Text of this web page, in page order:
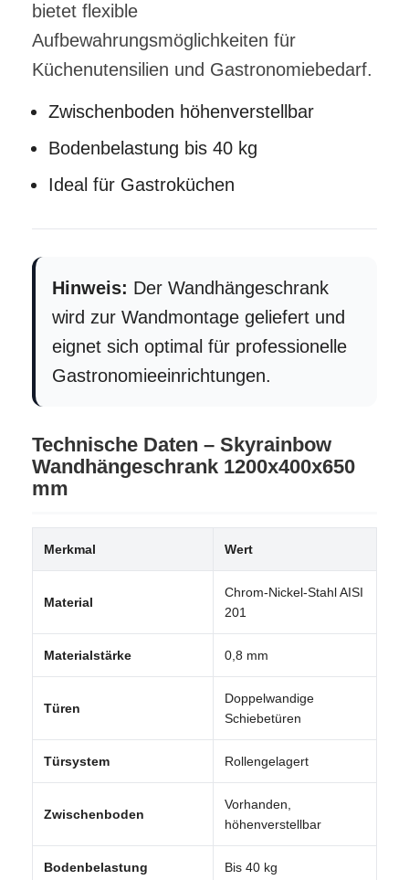
bietet flexible
Aufbewahrungsmöglichkeiten für
Küchenutensilien und Gastronomiebedarf.
Zwischenboden höhenverstellbar
Bodenbelastung bis 40 kg
Ideal für Gastroküchen
Hinweis: Der Wandhängeschrank
wird zur Wandmontage geliefert und
eignet sich optimal für professionelle
Gastronomieeinrichtungen.
Technische Daten – Skyrainbow
Wandhängeschrank 1200x400x650
mm
Merkmal Wert
Material
Chrom-Nickel-Stahl AISI
201
Materialstärke 0,8 mm
Türen
Doppelwandige
Schiebetüren
Türsystem Rollengelagert
Zwischenboden
Vorhanden,
höhenverstellbar
Bodenbelastung Bis 40 kg